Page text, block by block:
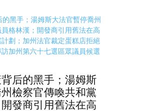
后的黑手；湯姆斯
檢察官傳喚共和黨
發商引用舊法在高